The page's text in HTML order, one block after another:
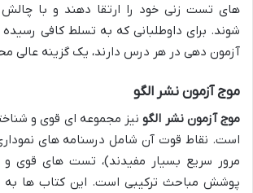
های تست زنی خود را ارتقا دهند و با چالش
شوند. برای داوطلبانی که به تسلط کافی رسیده
آزمون دهی در هر درس دارند، یک گزینه عالی
موج آزمون نشر الگو
موج آزمون نشر الگونیز مجموعه ای قوی و
است. نقاط قوت آن شامل درسنامه های
مرور سریع بسیار مفیدند)، تست های قوی
پوشش مباحث ترکیبی است. این کتاب ها